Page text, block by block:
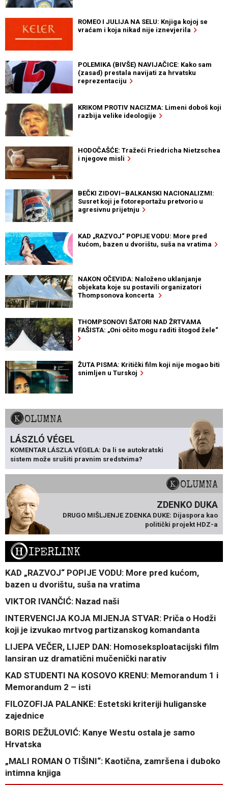
ROMEO I JULIJA NA SELU: Knjiga kojoj se
vraćam i koja nikad nije iznevjerila
POLEMIKA (BIVŠE) NAVIJAČICE: Kako sam
(zasad) prestala navijati za hrvatsku
reprezentaciju
KRIKOM PROTIV NACIZMA: Limeni doboš koji
razbija velike ideologije
HODOČAŠĆE: Tražeći Friedricha Nietzschea
i njegove misli
BEČKI ZIDOVI–BALKANSKI NACIONALIZMI:
Susret koji je fotoreportažu pretvorio u
agresivnu prijetnju
KAD „RAZVOJ“ POPIJE VODU: More pred
kućom, bazen u dvorištu, suša na vratima
NAKON OČEVIDA: Naloženo uklanjanje
objekata koje su postavili organizatori
Thompsonova koncerta
THOMPSONOVI ŠATORI NAD ŽRTVAMA
FAŠISTA: „Oni očito mogu raditi štogod žele“
ŽUTA PISMA: Kritički film koji nije mogao biti
snimljen u Turskoj
KOLUMNA
LÁSZLÓ VÉGEL
KOMENTAR LÁSZLA VÉGELA: Da li se autokratski
sistem može srušiti pravnim sredstvima?
KOLUMNA
ZDENKO DUKA
DRUGO MIŠLJENJE ZDENKA DUKE: Dijaspora kao
politički projekt HDZ-a
HIPERLINK
KAD „RAZVOJ“ POPIJE VODU: More pred kućom,
bazen u dvorištu, suša na vratima
VIKTOR IVANČIĆ: Nazad naši
INTERVENCIJA KOJA MIJENJA STVAR: Priča o Hodži
koji je izvukao mrtvog partizanskog komandanta
LIJEPA VEČER, LIJEP DAN: Homoseksploatacijski film
lansiran uz dramatični mučenički narativ
KAD STUDENTI NA KOSOVO KRENU: Memorandum 1 i
Memorandum 2 – isti
FILOZOFIJA PALANKE: Estetski kriteriji huliganske
zajednice
BORIS DEŽULOVIĆ: Kanye Westu ostala je samo
Hrvatska
„MALI ROMAN O TIŠINI“: Kaotična, zamršena i duboko
intimna knjiga